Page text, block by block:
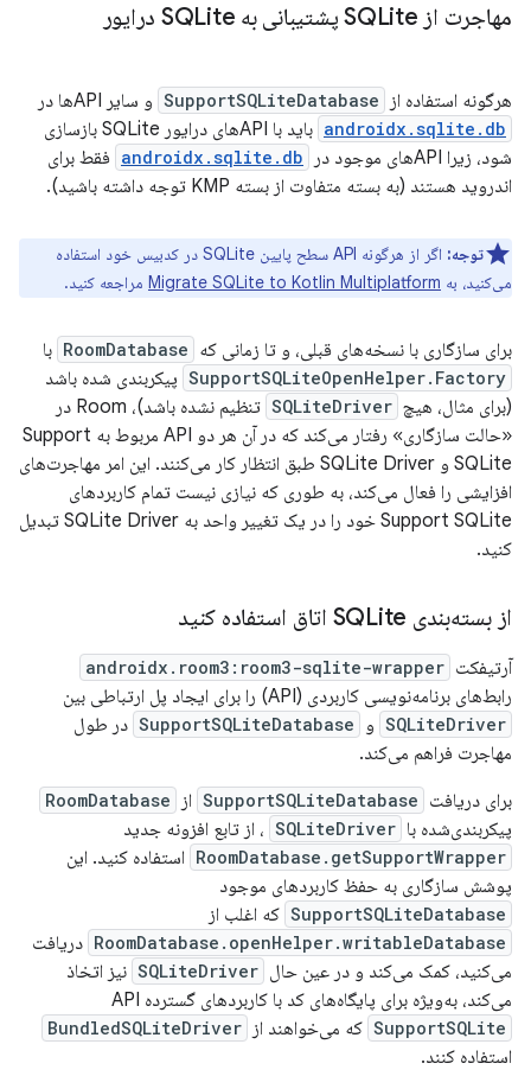
مهاجرت از SQLite پشتیبانی به SQLite درایور
هرگونه استفاده از SupportSQLiteDatabase و سایر APIها در
androidx.sqlite.db
باید با APIهای درایور SQLite بازسازی
شود، زیرا APIهای موجود در
androidx.sqlite.db فقط برای
اندروید هستند (به بسته متفاوت از بسته KMP توجه داشته باشید).
توجه:
اگر از هرگونه API سطح پایین SQLite در کدبیس خود استفاده
می‌کنید، به Migrate SQLite to Kotlin Multiplatform مراجعه کنید.
برای سازگاری با نسخه‌های قبلی، و تا زمانی که RoomDatabase با
SupportSQLiteOpenHelper.Factory پیکربندی شده باشد
(برای مثال، هیچ SQLiteDriver
تنظیم نشده باشد)، Room در
«حالت سازگاری» رفتار می‌کند که در آن هر دو API مربوط به Support
SQLite و SQLite Driver طبق انتظار کار می‌کنند. این امر مهاجرت‌های
افزایشی را فعال می‌کند، به طوری که نیازی نیست تمام کاربردهای
Support SQLite خود را در یک تغییر واحد به SQLite Driver تبدیل
کنید.
از بسته‌بندی SQLite اتاق استفاده کنید
آرتیفکت androidx.room3:room3-sqlite-wrapper
رابط‌های برنامه‌نویسی کاربردی (API) را برای ایجاد پل ارتباطی بین
SQLiteDriver و SupportSQLiteDatabase در طول
مهاجرت فراهم می‌کند.
برای دریافت SupportSQLiteDatabase از RoomDatabase
پیکربندی‌شده با SQLiteDriver ، از تابع افزونه جدید
RoomDatabase.getSupportWrapper استفاده کنید. این
پوشش سازگاری به حفظ کاربردهای موجود
SupportSQLiteDatabase که اغلب از
RoomDatabase.openHelper.writableDatabase دریافت
می‌کنید، کمک می‌کند و در عین حال SQLiteDriver نیز اتخاذ
می‌کند، به‌ویژه برای پایگاه‌های کد با کاربردهای گسترده API
SupportSQLite که می‌خواهند از BundledSQLiteDriver
استفاده کنند.